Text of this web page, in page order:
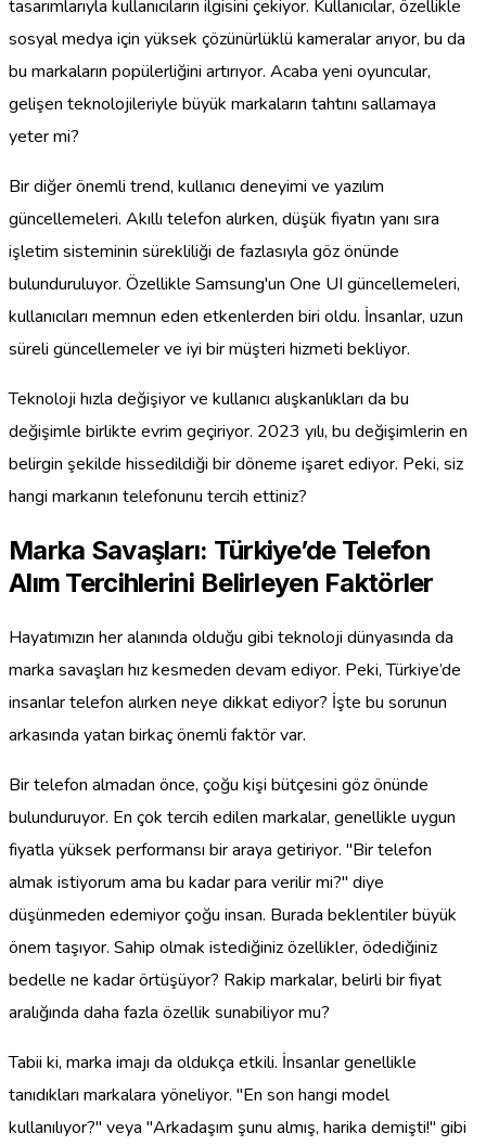
tasarımlarıyla kullanıcıların ilgisini çekiyor. Kullanıcılar, özellikle
sosyal medya için yüksek çözünürlüklü kameralar arıyor, bu da
bu markaların popülerliğini artırıyor. Acaba yeni oyuncular,
gelişen teknolojileriyle büyük markaların tahtını sallamaya
yeter mi?
Bir diğer önemli trend, kullanıcı deneyimi ve yazılım
güncellemeleri. Akıllı telefon alırken, düşük fiyatın yanı sıra
işletim sisteminin sürekliliği de fazlasıyla göz önünde
bulunduruluyor. Özellikle Samsung'un One UI güncellemeleri,
kullanıcıları memnun eden etkenlerden biri oldu. İnsanlar, uzun
süreli güncellemeler ve iyi bir müşteri hizmeti bekliyor.
Teknoloji hızla değişiyor ve kullanıcı alışkanlıkları da bu
değişimle birlikte evrim geçiriyor. 2023 yılı, bu değişimlerin en
belirgin şekilde hissedildiği bir döneme işaret ediyor. Peki, siz
hangi markanın telefonunu tercih ettiniz?
Marka Savaşları: Türkiye’de Telefon
Alım Tercihlerini Belirleyen Faktörler
Hayatımızın her alanında olduğu gibi teknoloji dünyasında da
marka savaşları hız kesmeden devam ediyor. Peki, Türkiye’de
insanlar telefon alırken neye dikkat ediyor? İşte bu sorunun
arkasında yatan birkaç önemli faktör var.
Bir telefon almadan önce, çoğu kişi bütçesini göz önünde
bulunduruyor. En çok tercih edilen markalar, genellikle uygun
fiyatla yüksek performansı bir araya getiriyor. "Bir telefon
almak istiyorum ama bu kadar para verilir mi?" diye
düşünmeden edemiyor çoğu insan. Burada beklentiler büyük
önem taşıyor. Sahip olmak istediğiniz özellikler, ödediğiniz
bedelle ne kadar örtüşüyor? Rakip markalar, belirli bir fiyat
aralığında daha fazla özellik sunabiliyor mu?
Tabii ki, marka imajı da oldukça etkili. İnsanlar genellikle
tanıdıkları markalara yöneliyor. "En son hangi model
kullanılıyor?" veya "Arkadaşım şunu almış, harika demişti!" gibi